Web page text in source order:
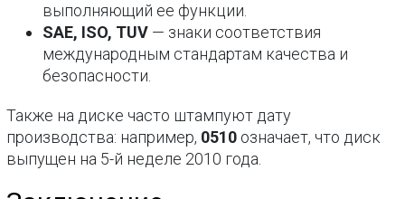
выполняющий ее функции.
SAE, ISO, TUV — знаки соответствия
международным стандартам качества и
безопасности.
Также на диске часто штампуют дату
производства: например, 0510 означает, что диск
выпущен на 5-й неделе 2010 года.